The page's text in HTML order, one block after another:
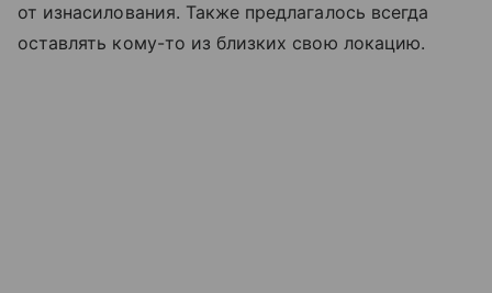
от изнасилования. Также предлагалось всегда
оставлять кому-то из близких свою локацию.